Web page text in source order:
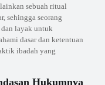
sebuah ritual
sehingga seorang
layak untuk
dasar dan ketentuan
ibadah yang
Hukumnya